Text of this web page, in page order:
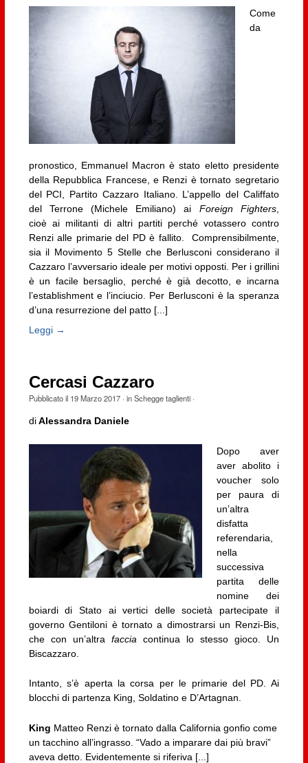
Come
da
pronostico, Emmanuel Macron è stato eletto presidente
della Repubblica Francese, e Renzi è tornato segretario
del PCI, Partito Cazzaro Italiano. L’appello del Califfato
del Terrone (Michele Emiliano) ai Foreign Fighters,
cioè ai militanti di altri partiti perché votassero contro
Renzi alle primarie del PD è fallito.
Comprensibilmente,
sia il Movimento 5 Stelle che Berlusconi considerano il
Cazzaro l’avversario ideale per motivi opposti. Per i grillini
è un facile bersaglio, perché è già decotto, e incarna
l’establishment e l’inciucio. Per Berlusconi è la speranza
d’una resurrezione del patto [...]
Leggi →
Cercasi Cazzaro
Pubblicato il 19 Marzo 2017· inSchegge taglienti·
diAlessandra Daniele
Dopo aver
aver abolito i
voucher solo
per paura di
un’altra
disfatta
referendaria,
nella
successiva
partita delle
nomine dei
boiardi di Stato ai vertici delle società partecipate il
governo Gentiloni è tornato a dimostrarsi un Renzi-Bis,
che con un’altra faccia continua lo stesso gioco. Un
Biscazzaro.
Intanto, s’è aperta la corsa per le primarie del PD. Ai
blocchi di partenza King, Soldatino e D’Artagnan.
King Matteo Renzi è tornato dalla California gonfio come
un tacchino all’ingrasso. “Vado a imparare dai più bravi”
aveva detto. Evidentemente si riferiva [...]